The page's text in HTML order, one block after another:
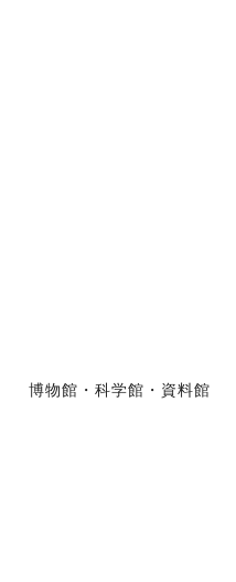
博物館・科学館・資料館